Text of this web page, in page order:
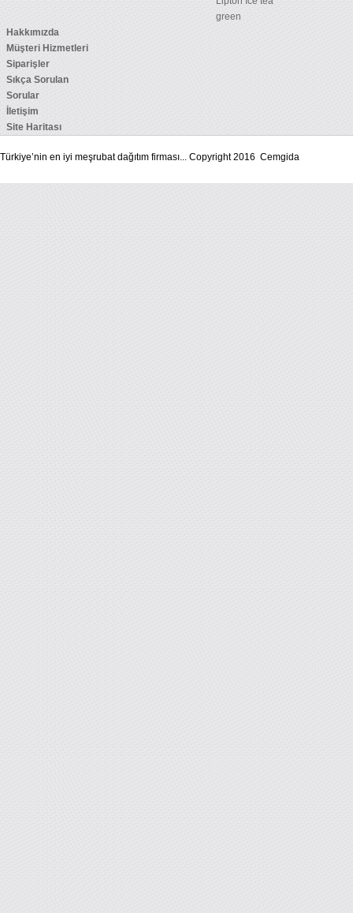
green
Hakkımızda
Müşteri Hizmetleri
Siparişler
Sıkça Sorulan
Sorular
İletişim
Site Haritası
Türkiye’nin en iyi meşrubat dağıtım firması... Copyright 2016 Cemgida